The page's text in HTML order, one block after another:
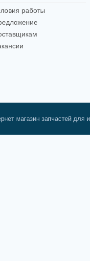
работы
магазин запчастей для